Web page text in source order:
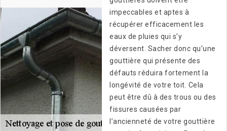
impeccables et aptes à
récupérer efficacement les
eaux de pluies qui s’y
déversent. Sacher donc qu’une
gouttière qui présente des
défauts réduira fortement la
longévité de votre toit. Cela
peut être dû à des trous ou des
fissures causées par
l’ancienneté de votre gouttière